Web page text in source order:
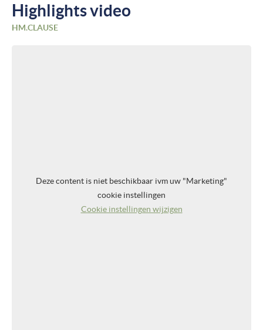
Highlights video
HM.CLAUSE
Deze content is niet beschikbaar ivm uw "Marketing"
cookie instellingen
Cookie instellingen wijzigen